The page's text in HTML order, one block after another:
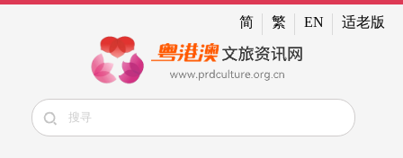
简 繁 EN 适老版